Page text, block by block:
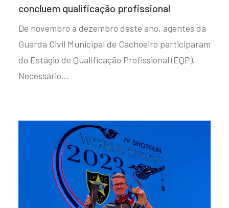
concluem qualificação profissional
De novembro a dezembro deste ano, agentes da
Guarda Civil Municipal de Cachoeiro participaram
do Estágio de Qualificação Profissional (EQP).
Necessário…